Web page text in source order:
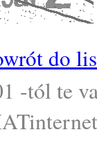
do
-tól te